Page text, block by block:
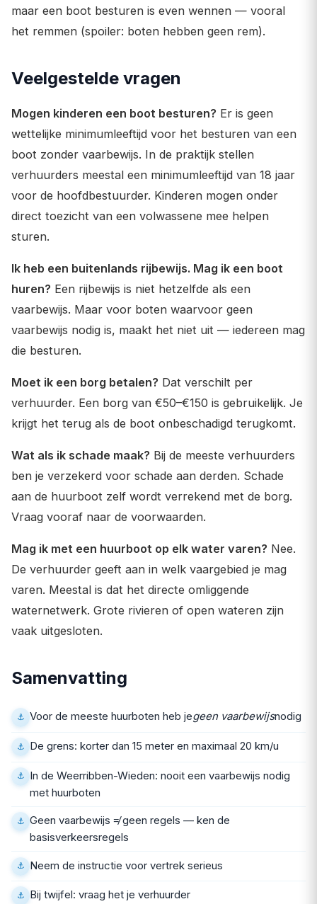
maar een boot besturen is even wennen — vooral
het remmen (spoiler: boten hebben geen rem).
Veelgestelde vragen
Mogen kinderen een boot besturen? Er is geen
wettelijke minimumleeftijd voor het besturen van een
boot zonder vaarbewijs. In de praktijk stellen
verhuurders meestal een minimumleeftijd van 18 jaar
voor de hoofdbestuurder. Kinderen mogen onder
direct toezicht van een volwassene mee helpen
sturen.
Ik heb een buitenlands rijbewijs. Mag ik een boot
huren? Een rijbewijs is niet hetzelfde als een
vaarbewijs. Maar voor boten waarvoor geen
vaarbewijs nodig is, maakt het niet uit — iedereen mag
die besturen.
Moet ik een borg betalen? Dat verschilt per
verhuurder. Een borg van €50–€150 is gebruikelijk. Je
krijgt het terug als de boot onbeschadigd terugkomt.
Wat als ik schade maak? Bij de meeste verhuurders
ben je verzekerd voor schade aan derden. Schade
aan de huurboot zelf wordt verrekend met de borg.
Vraag vooraf naar de voorwaarden.
Mag ik met een huurboot op elk water varen? Nee.
De verhuurder geeft aan in welk vaargebied je mag
varen. Meestal is dat het directe omliggende
waternetwerk. Grote rivieren of open wateren zijn
vaak uitgesloten.
Samenvatting
Voor de meeste huurboten heb jegeen vaarbewijsnodig
De grens: korter dan 15 meter en maximaal 20 km/u
In de Weerribben-Wieden: nooit een vaarbewijs nodig
met huurboten
Geen vaarbewijs ≠ geen regels — ken de
basisverkeersregels
Neem de instructie voor vertrek serieus
Bij twijfel: vraag het je verhuurder